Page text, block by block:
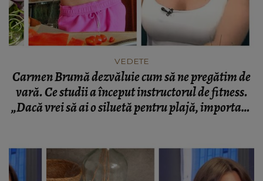
VEDETE
Carmen Brumă dezvăluie cum să ne pregătim de
vară. Ce studii a început instructorul de fitness.
„Dacă vrei să ai o siluetă pentru plajă, important